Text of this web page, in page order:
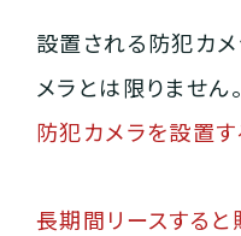
設置される防犯カ
メラとは限りません
防犯カメラを設置す
長期間リースする